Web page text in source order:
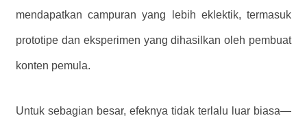
mendapatkan campuran yang lebih eklektik, termasuk
prototipe dan eksperimen yang dihasilkan oleh pembuat
konten pemula.
Untuk sebagian besar, efeknya tidak terlalu luar biasa—